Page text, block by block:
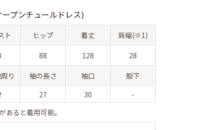
プンチュールドレス)
ト ヒップ 着丈 肩幅(※1)
88 128 28
り 袖の長さ 袖口
股下
27 30
-
あると着用可能。